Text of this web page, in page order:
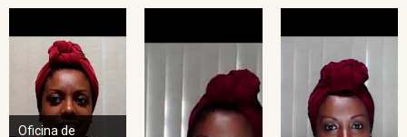
Oficina de